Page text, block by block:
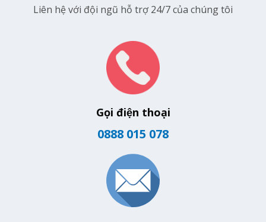
Liên hệ với đội ngũ hỗ trợ 24/7 của chúng tôi
Gọi điện thoại
0888 015 078